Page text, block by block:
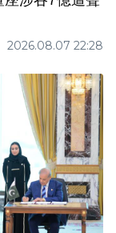
2026.08.07 22:28